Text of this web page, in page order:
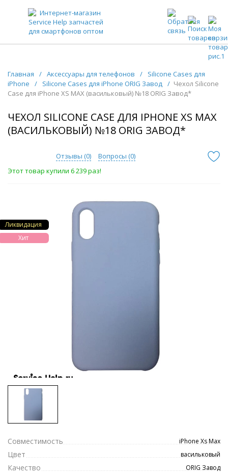
ЗАПЧАСТИ ДЛЯ ТЕЛЕФОНОВ ОПТОМ
Главная / Аксессуары для телефонов /
Silicone Cases для
iPhone
/ Silicone Cases для iPhone ORIG Завод / Чехол Silicone
Case для iPhone XS MAX (васильковый) №18 ORIG Завод*
ЧЕХОЛ SILICONE CASE ДЛЯ IPHONE XS MAX
(ВАСИЛЬКОВЫЙ) №18 ORIG ЗАВОД*
Отзывы (0) Вопросы (0)
Этот товар купили 6 239 раз!
Ликвидация
Хит
Совместимость iPhone Xs Max
Цвет васильковый
Качество ORIG Завод